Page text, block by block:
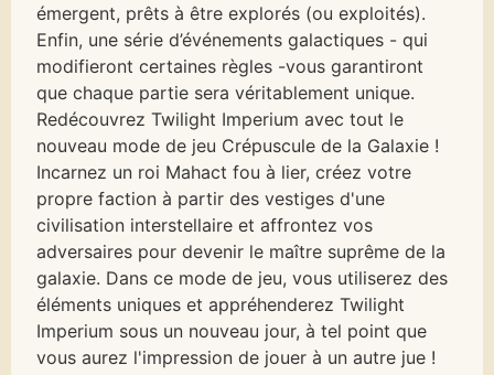
émergent, prêts à être explorés (ou exploités).
Enfin, une série d’événements galactiques - qui
modifieront certaines règles -vous garantiront
que chaque partie sera véritablement unique.
Redécouvrez Twilight Imperium avec tout le
nouveau mode de jeu Crépuscule de la Galaxie !
Incarnez un roi Mahact fou à lier, créez votre
propre faction à partir des vestiges d'une
civilisation interstellaire et affrontez vos
adversaires pour devenir le maître suprême de la
galaxie. Dans ce mode de jeu, vous utiliserez des
éléments uniques et appréhenderez Twilight
Imperium sous un nouveau jour, à tel point que
vous aurez l'impression de jouer à un autre jue !